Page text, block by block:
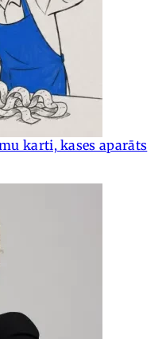
karti, kases aparāts